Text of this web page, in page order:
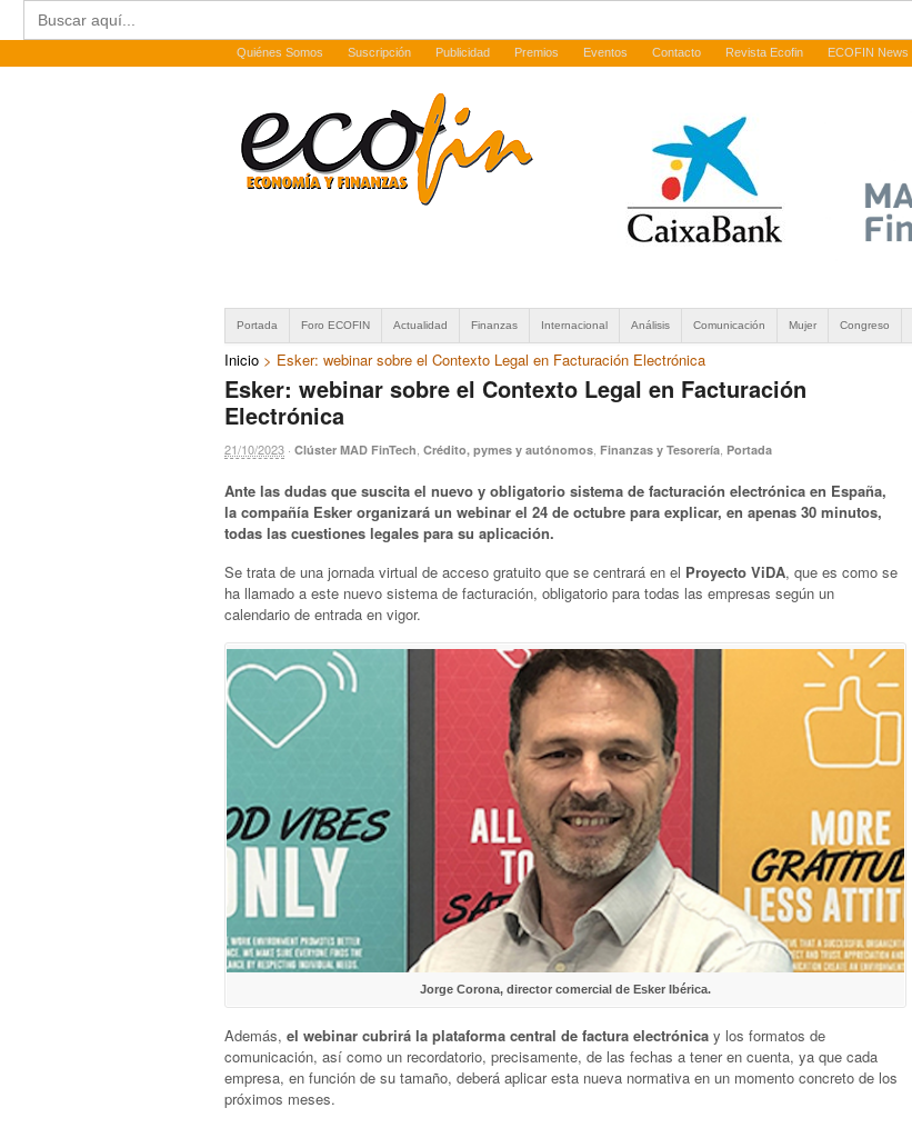
Buscar:
Quiénes Somos Suscripción Publicidad Premios Eventos Contacto Revista Ecofin ECOFIN News
Portada Foro ECOFIN Actualidad Finanzas Internacional Análisis Comunicación Mujer Congreso
Inicio > Esker: webinar sobre el Contexto Legal en Facturación Electrónica
Esker: webinar sobre el Contexto Legal en Facturación
Electrónica
21/10/2023 · Clúster MAD FinTech Crédito, pymes y autónomos Finanzas y Tesorería Portada
Ante las dudas que suscita el nuevo y obligatorio sistema de facturación electrónica en España,
la compañía Esker organizará un webinar el 24 de octubre para explicar, en apenas 30 minutos,
todas las cuestiones legales para su aplicación.
Se trata de una jornada virtual de acceso gratuito que se centrará en el Proyecto ViDA, que es como se
ha llamado a este nuevo sistema de facturación, obligatorio para todas las empresas según un
calendario de entrada en vigor.
Jorge Corona, director comercial de Esker Ibérica.
Además, el webinar cubrirá la plataforma central de factura electrónica y los formatos de
comunicación, así como un recordatorio, precisamente, de las fechas a tener en cuenta, ya que cada
empresa, en función de su tamaño, deberá aplicar esta nueva normativa en un momento concreto de los
próximos meses.